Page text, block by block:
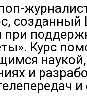
созданный
при
Курс
и